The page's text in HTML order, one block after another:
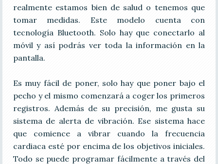
realmente estamos bien de salud o tenemos que
tomar medidas. Este modelo cuenta con
tecnología Bluetooth. Solo hay que conectarlo al
móvil y así podrás ver toda la información en la
pantalla.
Es muy fácil de poner, solo hay que poner bajo el
pecho y el mismo comenzará a coger los primeros
registros. Además de su precisión, me gusta su
sistema de alerta de vibración. Ese sistema hace
que comience a vibrar cuando la frecuencia
cardiaca esté por encima de los objetivos iniciales.
Todo se puede programar fácilmente a través del